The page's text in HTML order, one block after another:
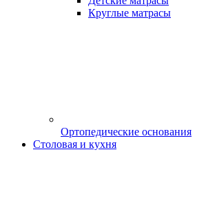
Круглые матрасы
Ортопедические основания
Столовая и кухня